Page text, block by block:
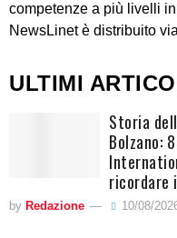
competenze a più livelli
NewsLinet è distribuito
ULTIMI
Storia
Bolzano:
ricordare
by Redazione 10/08/